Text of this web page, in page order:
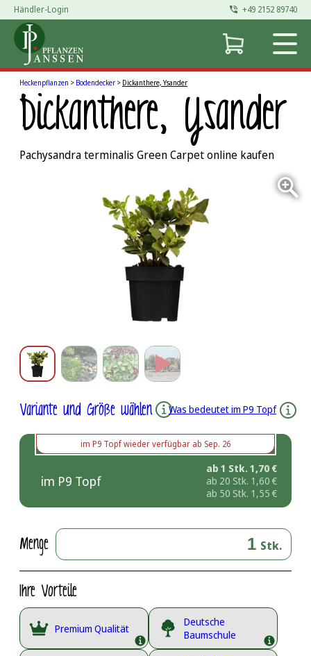
Zum
Inhalt
springen
Händler-Login +49 2152 89740
Heckenpflanzen > Bodendecker > Dickanthere, Ysander
Dickanthere, Ysander
Pachysandra terminalis Green Carpet online kaufen
Variante und Größe wählen Was bedeutet im P9 Topf
im P9 Topfwieder verfügbar ab Sep. 26
im P9 Topf
ab 1 Stk.1,70 €
ab 20 Stk. 1,60 €
ab 50 Stk. 1,55 €
Menge Stk.
Ihre Vorteile
Premium Qualität
Deutsche
Baumschule